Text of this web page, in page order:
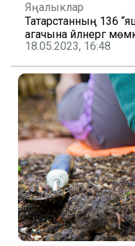
Яңалыклар
Татарстанның 136
агачына әйләнергә
18.05.2023, 16:48